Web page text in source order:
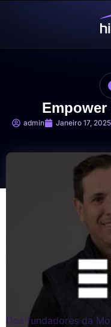
admin Janeiro 17, 2025
Dos fundadores da